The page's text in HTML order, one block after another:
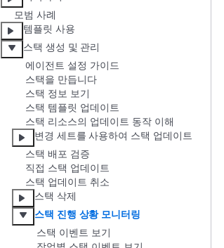
모범 사례
템플릿 사용
스택 생성 및 관리
에이전트 설정 가이드
스택을 만듭니다
스택 정보 보기
스택 템플릿 업데이트
스택 리소스의 업데이트 동작 이해
변경 세트를 사용하여 스택 업데이트
스택 배포 검증
직접 스택 업데이트
스택 업데이트 취소
스택 삭제
스택 진행 상황 모니터링
스택 이벤트 보기